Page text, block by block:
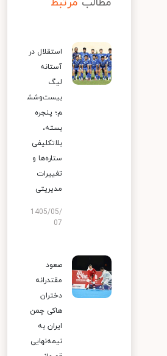
استقلال در
آستانه
لیگ
بیست‌وشش
م؛ پنجره
بسته،
بلاتکلیفی
ستاره‌ها و
تغییرات
مدیریتی
1405/05/
07
صعود
مقتدرانه
دختران
هاکی چمن
ایران به
نیمه‌نهایی